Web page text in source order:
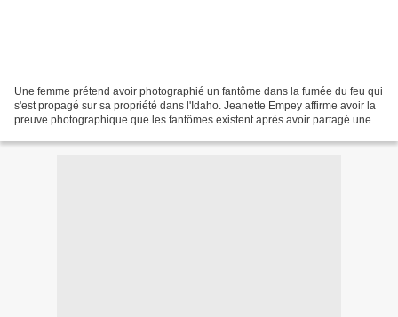
Une femme prétend avoir photographié un fantôme dans la fumée du feu qui
s'est propagé sur sa propriété dans l'Idaho. Jeanette Empey affirme avoir la
preuve photographique que les fantômes existent après avoir partagé une